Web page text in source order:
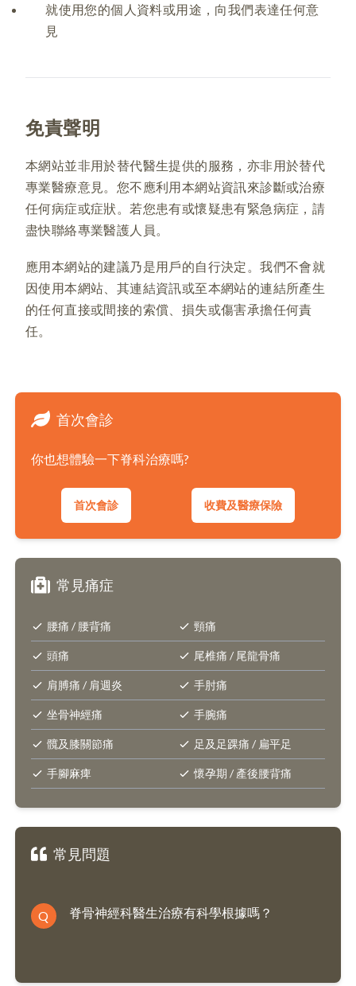
就使用您的個人資料或用途，向我們表達任何意
見
免責聲明
本網站並非用於替代醫生提供的服務，亦非用於替代
專業醫療意見。您不應利用本網站資訊來診斷或治療
任何病症或症狀。若您患有或懷疑患有緊急病症，請
盡快聯絡專業醫護人員。
應用本網站的建議乃是用戶的自行決定。我們不會就
因使用本網站、其連結資訊或至本網站的連結所產生
的任何直接或間接的索償、損失或傷害承擔任何責
任。
首次會診
你也想體驗一下脊科治療嗎?
首次會診 收費及醫療保險
常見痛症
腰痛 / 腰背痛 頸痛
頭痛 尾椎痛 / 尾龍骨痛
肩膊痛 / 肩週炎 手肘痛
坐骨神經痛 手腕痛
髖及膝關節痛 足及足踝痛 / 扁平足
手腳麻痺 懷孕期 / 產後腰背痛
常見問題
Q 脊骨神經科醫生治療有科學根據嗎？